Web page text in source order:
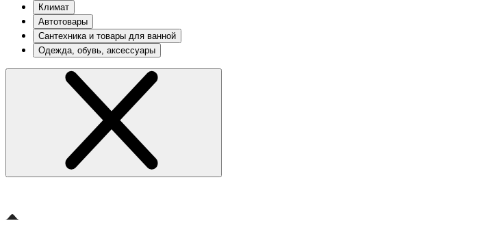
Климат
Автотовары
Сантехника и товары для ванной
Одежда, обувь, аксессуары